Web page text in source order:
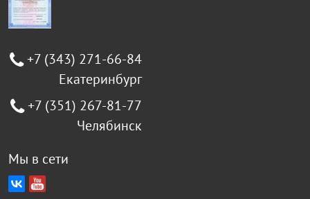
+7 (343) 271-66-84
Екатеринбург
+7 (351) 267-81-77
Челябинск
Мы в сети